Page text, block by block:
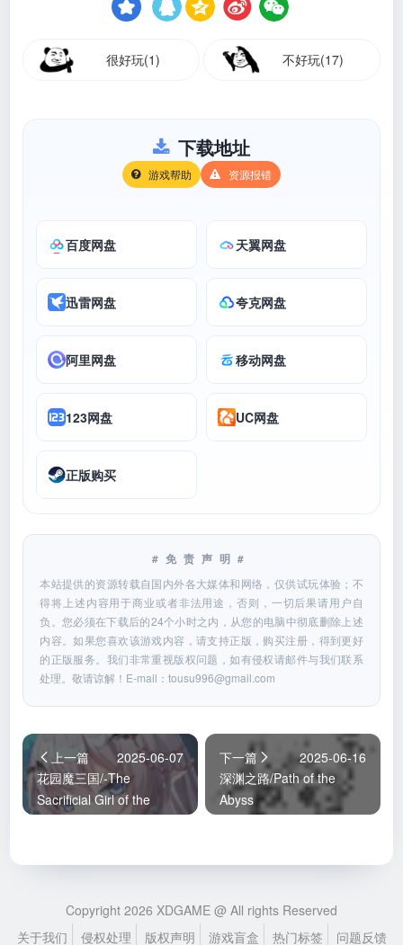
很好玩(1) 不好玩(17)
下载地址
游戏帮助 资源报错
百度网盘 天翼网盘
迅雷网盘 夸克网盘
阿里网盘 移动网盘
123网盘 UC网盘
正版购买
#免责声明#
本站提供的资源转载自国内外各大媒体和网络，仅供试玩体验；不
得将上述内容用于商业或者非法用途，否则，一切后果请用户自
负。您必须在下载后的24个小时之内，从您的电脑中彻底删除上述
内容。如果您喜欢该游戏内容，请支持正版，购买注册，得到更好
的正版服务。我们非常重视版权问题，如有侵权请邮件与我们联系
处理。敬请谅解！E-mail：tousu996@gmail.com
上一篇
2025-06-07
花园魔三国/-The
Sacrificial Girl of the
下一篇
2025-06-16
深渊之路/Path of the
Abyss
Copyright 2026 XDGAME @ All rights Reserved
关于我们
侵权处理 版权声明 游戏盲盒 热门标签 问题反馈